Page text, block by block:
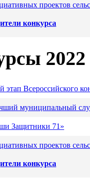
проектов
конкурса
2022
этап Всероссийского
муниципальный
Защитники 71»
проектов
конкурса